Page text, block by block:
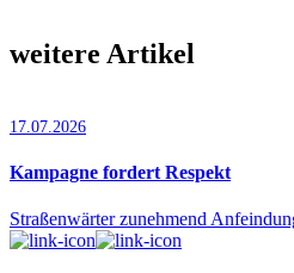
weitere Artikel
17.07.2026
Kampagne fordert Respekt
Straßenwärter zunehmend